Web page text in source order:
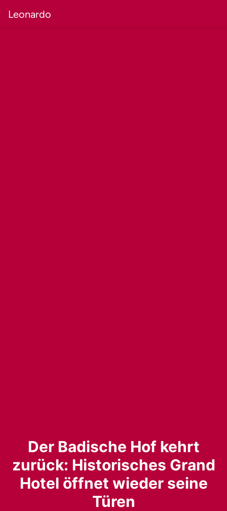
Leonardo
Der Badische Hof kehrt
zurück: Historisches Grand
Hotel öffnet wieder seine
Türen